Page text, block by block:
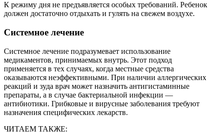
К режиму дня не предъявляется особых требований. Ребенок
должен достаточно отдыхать и гулять на свежем воздухе.
Системное лечение
Системное лечение подразумевает использование
медикаментов, принимаемых внутрь. Этот подход
применяется в тех случаях, когда местные средства
оказываются неэффективными. При наличии аллергических
реакций и зуда врач может назначить антигистаминные
препараты, а в случае бактериальной инфекции —
антибиотики. Грибковые и вирусные заболевания требуют
назначения специфических лекарств.
ЧИТАЕМ ТАКЖЕ: